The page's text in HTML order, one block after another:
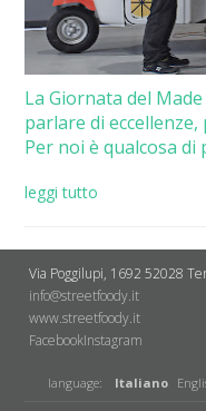
La Giornata del
parlare di
Per noi è qualcosa di
leggi tutto
Via Poggilupi, 1692 52028
info@streetfoody.it
www.streetfoody.it
Facebook​Instagram
language: Italiano